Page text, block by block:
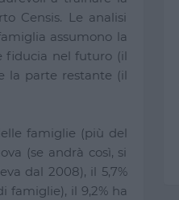
Censis. Le analisi
assumono la
fiducia nel futuro (il
la parte restante (il
famiglie (più del
(se andrà così, si
dal 2008), il 5,7%
famiglie), il 9,2% ha